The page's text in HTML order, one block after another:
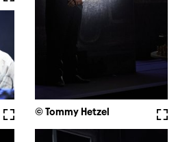
© Tommy Hetzel
Vollbild